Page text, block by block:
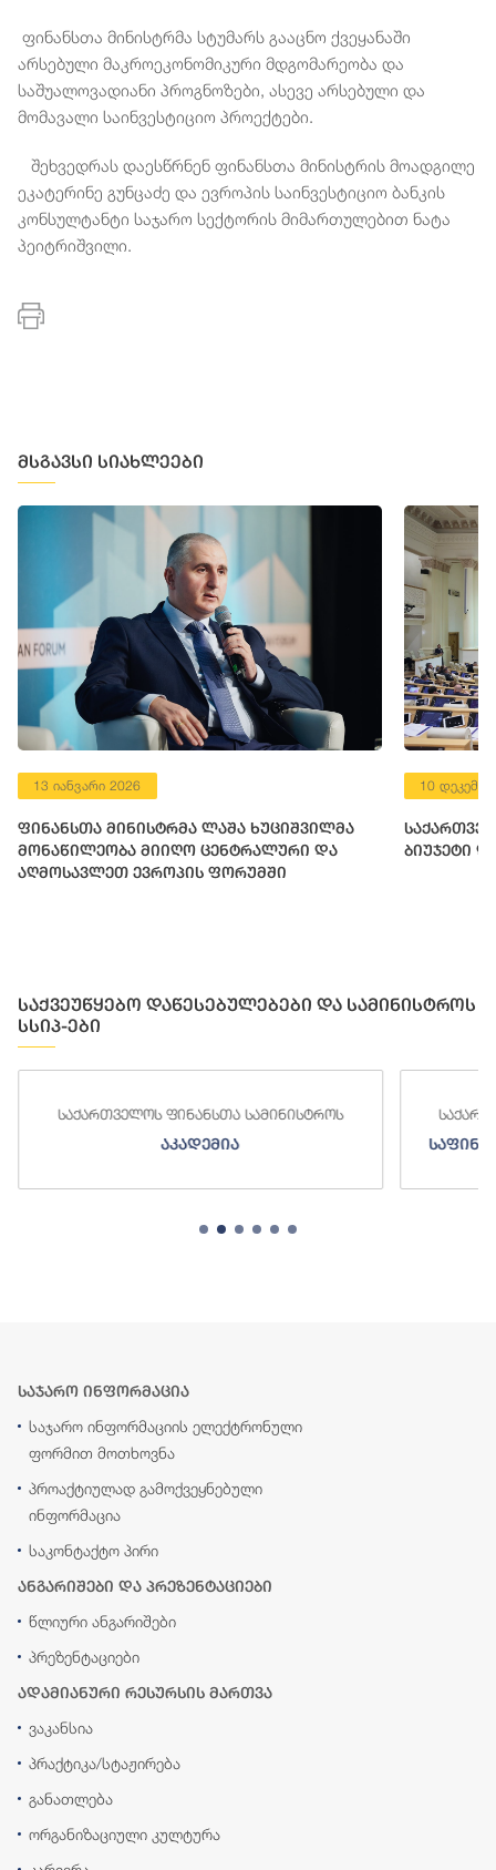
ფინანსთა მინისტრმა სტუმარს გააცნო ქვეყანაში
არსებული მაკროეკონომიკური მდგომარეობა და
საშუალოვადიანი პროგნოზები, ასევე არსებული და
მომავალი საინვესტიციო პროექტები.
შეხვედრას დაესწრნენ ფინანსთა მინისტრის მოადგილე
ეკატერინე გუნცაძე და ევროპის საინვესტიციო ბანკის
კონსულტანტი საჯარო სექტორის მიმართულებით ნატა
პეიტრიშვილი.
მსგავსი სიახლეები
13 იანვარი 2026
ფინანსთა მინისტრმა ლაშა ხუციშვილმა
მონაწილეობა მიიღო ცენტრალური და
აღმოსავლეთ ევროპის ფორუმში
10
ბიუჯეტი
საქვეუწყებო დაწესებულებები და სამინისტროს
სსიპ-ები
საქართველოს ფინანსთა სამინისტროს
აკადემია
საჯარო ინფორმაცია
საჯარო ინფორმაციის ელექტრონული
ფორმით მოთხოვნა
პროაქტიულად გამოქვეყნებული
ინფორმაცია
საკონტაქტო პირი
ანგარიშები და პრეზენტაციები
წლიური ანგარიშები
პრეზენტაციები
ადამიანური რესურსის მართვა
ვაკანსია
პრაქტიკა/სტაჟირება
განათლება
ორგანიზაციული კულტურა